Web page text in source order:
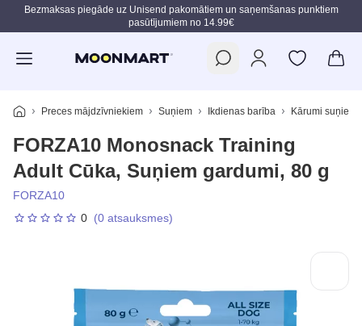
Pāriet uz galveno saturu
Bezmaksas piegāde uz Unisend pakomātiem un saņemšanas punktiem
pasūtījumiem no 14.99€
Preces mājdzīvniekiem Suņiem Ikdienas barība Kārumi suņiem
FORZA10 Monosnack Training
Adult Cūka, Suņiem gardumi, 80 g
FORZA10
0 (0 atsauksmes)